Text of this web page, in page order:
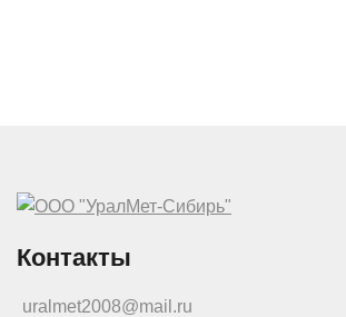
Контакты
uralmet2008@mail.ru